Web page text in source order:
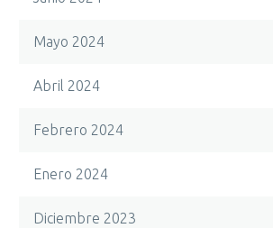
Mayo 2024
Abril 2024
Febrero 2024
Enero 2024
Diciembre 2023